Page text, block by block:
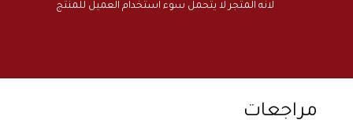
لانه المتجر لا يتحمل سوء استخدام العميل للمنتج
مراجعات